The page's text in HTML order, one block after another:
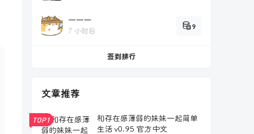
一一一
7 小时后
9
签到排行
文章推荐
TOP1
和存在感薄弱的妹妹一起简单
生活 v0.95 官方中文